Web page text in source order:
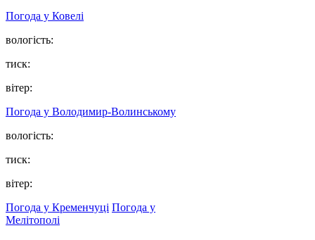
Погода у Ковелі
вологість:
тиск:
вітер:
Погода у Володимир-Волинському
вологість:
тиск:
вітер:
Погода у Кременчуці Погода у
Мелітополі